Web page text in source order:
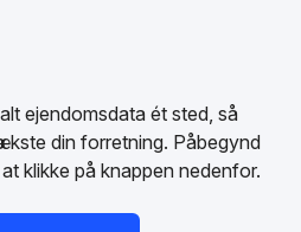
ejendomsdata ét sted, så
din forretning. Påbegynd
klikke på knappen nedenfor.